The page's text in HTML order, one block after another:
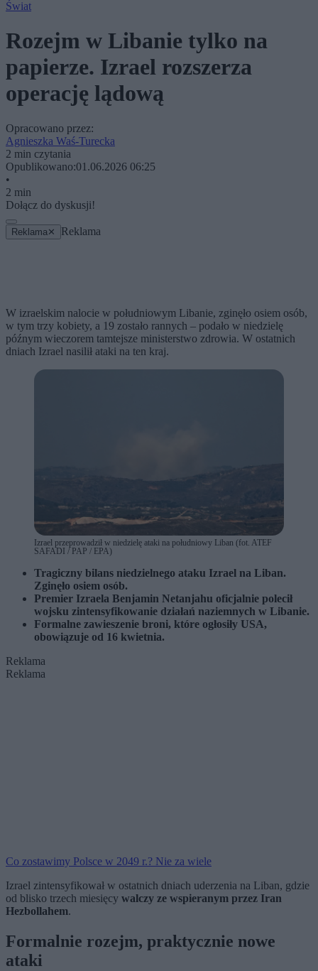
Świat
Rozejm w Libanie tylko na
papierze. Izrael rozszerza
operację lądową
Opracowano przez:
Agnieszka Waś-Turecka
2 min czytania
Opublikowano:01.06.2026 06:25
•
2 min
Dołącz do dyskusji!
Reklama ✕ Reklama
W izraelskim nalocie w południowym Libanie, zginęło osiem osób,
w tym trzy kobiety, a 19 zostało rannych – podało w niedzielę
późnym wieczorem tamtejsze ministerstwo zdrowia. W ostatnich
dniach Izrael nasilił ataki na ten kraj.
Izrael przeprowadził w niedzielę ataki na południowy Liban (fot. ATEF
SAFADI / PAP / EPA)
Tragiczny bilans niedzielnego ataku Izrael na Liban.
Zginęło osiem osób.
Premier Izraela Benjamin Netanjahu oficjalnie polecił
wojsku zintensyfikowanie działań naziemnych w Libanie.
Formalne zawieszenie broni, które ogłosiły USA,
obowiązuje od 16 kwietnia.
Reklama
Reklama
Co zostawimy Polsce w 2049 r.? Nie za wiele
Izrael zintensyfikował w ostatnich dniach uderzenia na Liban, gdzie
od blisko trzech miesięcy walczy ze wspieranym przez Iran
Hezbollahem.
Formalnie rozejm, praktycznie nowe
ataki